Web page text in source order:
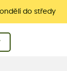
do středy